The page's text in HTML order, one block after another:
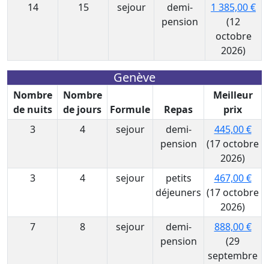
14
15 sejour
demi-
pension
1 385,00 €
(12
octobre
2026)
Genève
Nombre
de nuits
Nombre
de jours
Formule Repas
Meilleur
prix
3
4 sejour
demi-
pension
445,00 €
(17 octobre
2026)
3
4 sejour
petits
déjeuners
467,00 €
(17 octobre
2026)
7
8 sejour
demi-
pension
888,00 €
(29
septembre